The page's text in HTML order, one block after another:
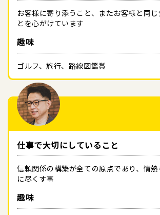
お客様に寄り添うこと、またお客様と同
とを心がけています
趣味
ゴルフ、旅行、路線図鑑賞
仕事で大切にしていること
信頼関係の構築が全ての原点であり、情
に尽くす事
趣味